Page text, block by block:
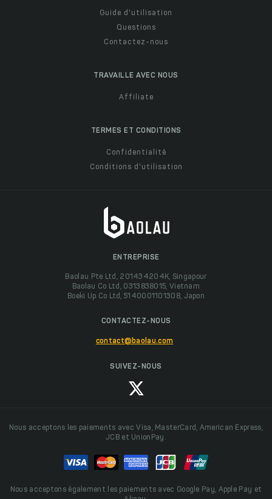
Guide d'utilisation
Questions
Contactez-nous
TRAVAILLE AVEC NOUS
Affiliate
TERMES ET CONDITIONS
Confidentialité
Conditions d'utilisation
ENTREPRISE
Baolau Pte Ltd, 201434204K, Singapour
Baolau Co Ltd, 0313838015, Vietnam
Boeki Up Co Ltd, 5140001101308, Japon
CONTACTEZ-NOUS
contact@baolau.com
SUIVEZ-NOUS
Nous acceptons les paiements avec Visa, MasterCard, American Express,
JCB et UnionPay.
Nous acceptons également les paiements avec Google Pay, Apple Pay et